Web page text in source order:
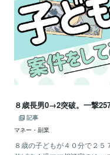
８歳長男0→2突破。一撃
記事
マネー・副業
８歳の子どもが４０分で２